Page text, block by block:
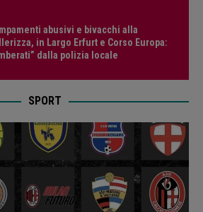
abusivi e bivacchi alla
in Largo Erfurt e Corso Europa:
dalla polizia locale
SPORT